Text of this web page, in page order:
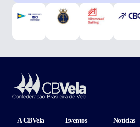
A CBVela Eventos Notícias